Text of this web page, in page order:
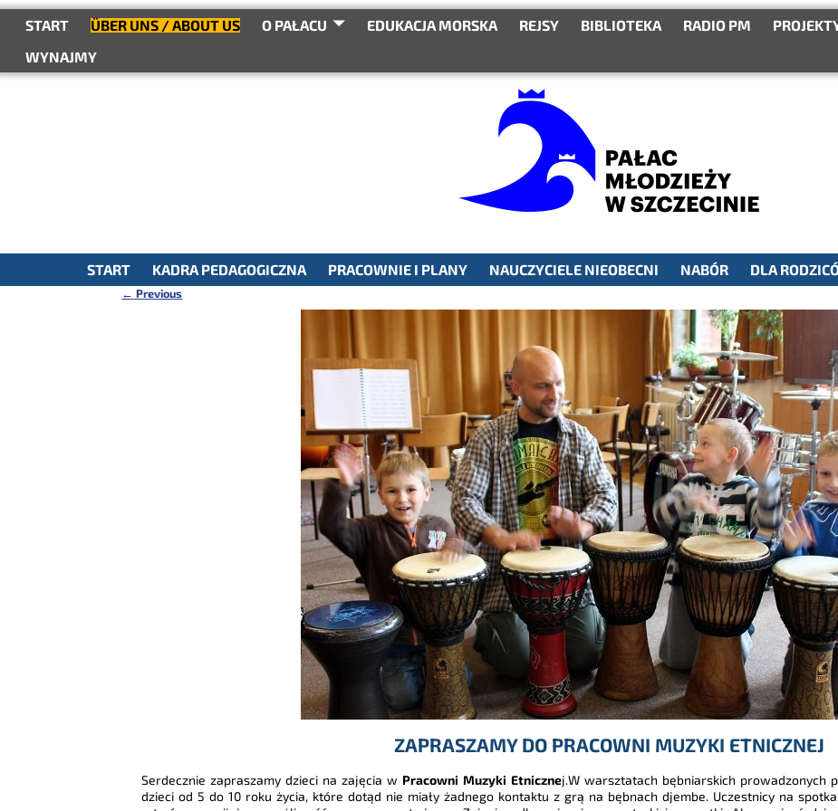
treściSTART ÜBER UNS / ABOUT US O PAŁACU EDUKACJA MORSKA REJSY BIBLIOTEKA RADIO PM
WYNAJMY
START
KADRA PEDAGOGICZNA PRACOWNIE I PLANY NAUCZYCIELE NIEOBECNI NABÓR DLA
← Previous
ZAPRASZAMY DO PRACOWNI MUZYKI ETNICZNEJ
Serdecznie zapraszamy dzieci na zajęcia w Pracowni Muzyki Etnicznej.W warsztatach bębniarskich prowadzonych
dzieci od 5 do 10 roku życia, które dotąd nie miały żadnego kontaktu z grą na bębnach djembe. Uczestnicy na